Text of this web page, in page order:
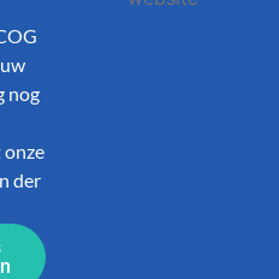
nog
onze
der